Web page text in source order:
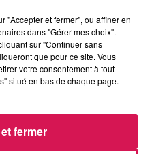
de
les évènements dans
"Accepter et fermer", ou affiner en
dans "Gérer mes choix".
sur "Continuer sans
que pour ce site. Vous
votre consentement à tout
situé en bas de chaque page.
fermer